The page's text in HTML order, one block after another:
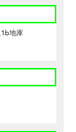
地庫